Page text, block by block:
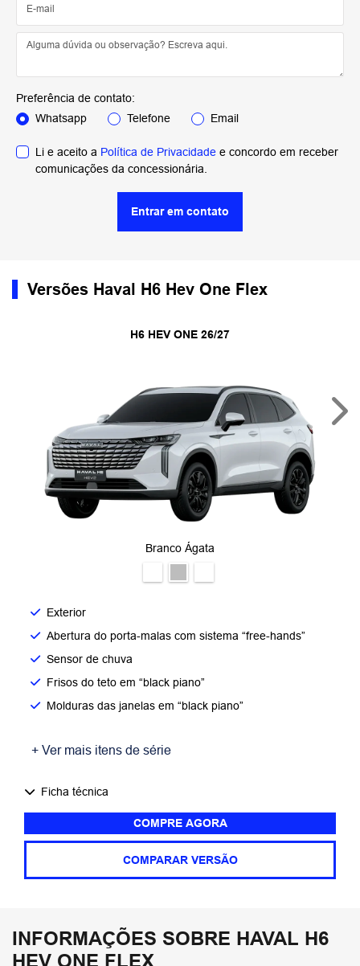
Preferência de contato:
Whatsapp
Telefone Email
Li e aceito a Política de Privacidade e concordo em receber
comunicações da concessionária.
Entrar em contato
Versões Haval H6 Hev One Flex
H6 HEV ONE 26/27
Branco Ágata
Exterior
Abertura do porta-malas com sistema “free-hands”
Sensor de chuva
Frisos do teto em “black piano”
Molduras das janelas em “black piano”
+ Ver mais itens de série
Ficha técnica
COMPRE AGORA
COMPARAR VERSÃO
INFORMAÇÕES SOBRE HAVAL H6
HEV ONE FLEX